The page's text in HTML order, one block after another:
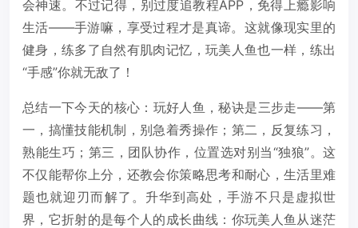
会神速。不过记得，别过度追教程APP，免得上瘾影响
生活——手游嘛，享受过程才是真谛。这就像现实里的
健身，练多了自然有肌肉记忆，玩美人鱼也一样，练出
“手感”你就无敌了！
总结一下今天的核心：玩好人鱼，秘诀是三步走——第
一，搞懂技能机制，别急着秀操作；第二，反复练习，
熟能生巧；第三，团队协作，位置选对别当“独狼”。这
不仅能帮你上分，还教会你策略思考和耐心，生活里难
题也就迎刃而解了。升华到高处，手游不只是虚拟世
界，它折射的是每个人的成长曲线：你玩美人鱼从迷茫